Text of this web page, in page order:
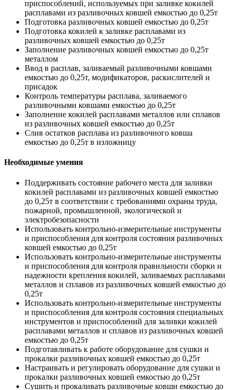
приспособлений, используемых при заливке кокилей
расплавами из разливочных ковшей емкостью до 0,25т
Подготовка разливочных ковшей емкостью до 0,25т
Подготовка кокилей к заливке расплавами из
разливочных ковшей емкостью до 0,25т
Заполнение разливочных ковшей емкостью до 0,25т
металлом
Ввод в расплав, заливаемый разливочными ковшами
емкостью до 0,25т, модификаторов, раскислителей и
присадок
Контроль температуры расплава, заливаемого
разливочными ковшами емкостью до 0,25т
Заполнение кокилей расплавами металлов или сплавов
из разливочных ковшей емкостью до 0,25т
Слив остатков расплава из разливочного ковша
емкостью до 0,25т в изложницу
Необходимые умения
Поддерживать состояние рабочего места для заливки
кокилей расплавами из разливочных ковшей емкостью
до 0,25т в соответствии с требованиями охраны труда,
пожарной, промышленной, экологической и
электробезопасности
Использовать контрольно-измерительные инструменты
и приспособления для контроля состояния разливочных
ковшей емкостью до 0,25т
Использовать контрольно-измерительные инструменты
и приспособления для контроля правильности сборки и
надежности крепления кокилей, заливаемых расплавами
металлов и сплавов из разливочных ковшей емкостью до
0,25т
Использовать контрольно-измерительные инструменты
и приспособления для контроля состояния специальных
инструментов и приспособлений для заливки кокилей
расплавами металлов и сплавов из разливочных ковшей
емкостью до 0,25т
Подготавливать к работе оборудование для сушки и
прокалки разливочных ковшей емкостью до 0,25т
Настраивать и регулировать оборудование для сушки и
прокалки разливочных ковшей емкостью до 0,25т
Сушить и прокаливать разливочные ковши емкостью до